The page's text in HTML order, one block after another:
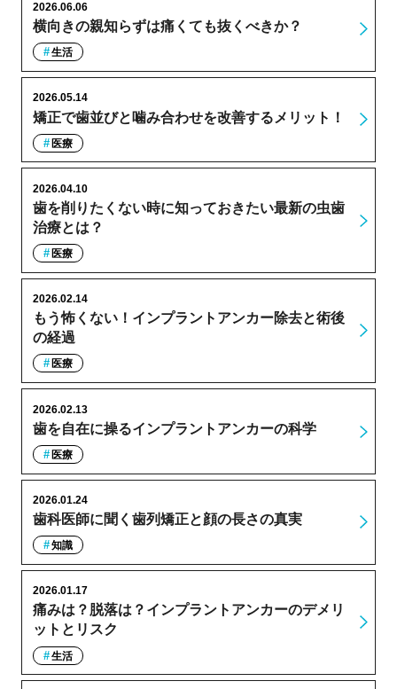
横向きの親知らずは痛くても抜くべきか？
2026.06.06
生活
矯正で歯並びと噛み合わせを改善するメリット！
2026.05.14
医療
歯を削りたくない時に知っておきたい最新の虫歯
治療とは？
2026.04.10
医療
もう怖くない！インプラントアンカー除去と術後
の経過
2026.02.14
医療
歯を自在に操るインプラントアンカーの科学
2026.02.13
医療
歯科医師に聞く歯列矯正と顔の長さの真実
2026.01.24
知識
痛みは？脱落は？インプラントアンカーのデメリ
ットとリスク
2026.01.17
生活